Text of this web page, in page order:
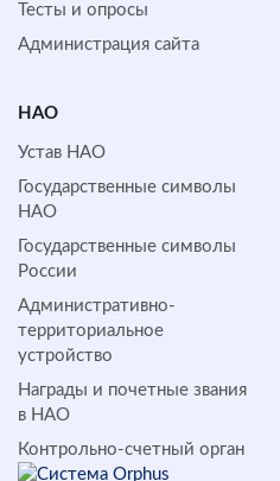
Тесты и опросы
Администрация сайта
НАО
Устав НАО
Государственные символы
НАО
Государственные символы
России
Административно-
территориальное
устройство
Награды и почетные звания
в НАО
Контрольно-счетный орган